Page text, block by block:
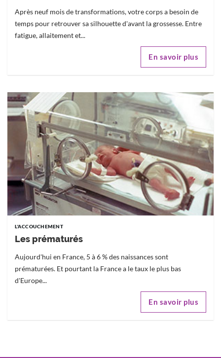
Après neuf mois de transformations, votre corps a besoin de
temps pour retrouver sa silhouette d'avant la grossesse. Entre
fatigue, allaitement et...
En savoir plus
L'ACCOUCHEMENT
Les prématurés
Aujourd'hui en France, 5 à 6 % des naissances sont
prématurées. Et pourtant la France a le taux le plus bas
d'Europe...
En savoir plus